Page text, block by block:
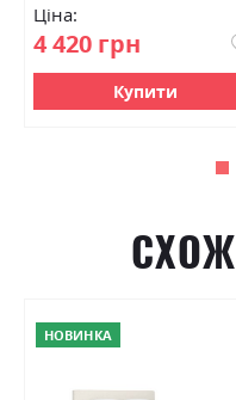
Ціна:
4 420 грн
Купити
НОВИНКА